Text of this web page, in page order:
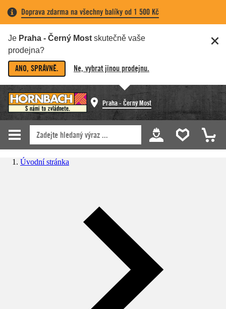
Doprava zdarma na všechny balíky od 1 500 Kč
Je Praha - Černý Most skutečně vaše
prodejna?
ANO, SPRÁVNĚ. Ne, vybrat jinou prodejnu.
Praha - Černý Most
Úvodní stránka